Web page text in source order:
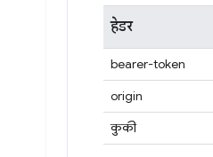
हेडर
bearer-token
origin
कुकी